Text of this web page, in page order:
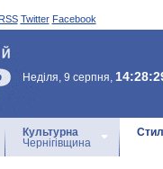
RSS Twitter Facebook
Неділя, 9 серпня,
Культурна
Чернігівщина